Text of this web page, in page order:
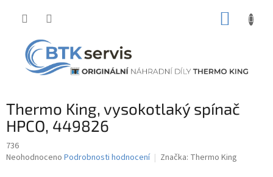
Thermo King, vysokotlaký spínač
HPCO, 449826
736
Průměrné
Neohodnoceno Podrobnosti hodnocení Značka: Thermo King